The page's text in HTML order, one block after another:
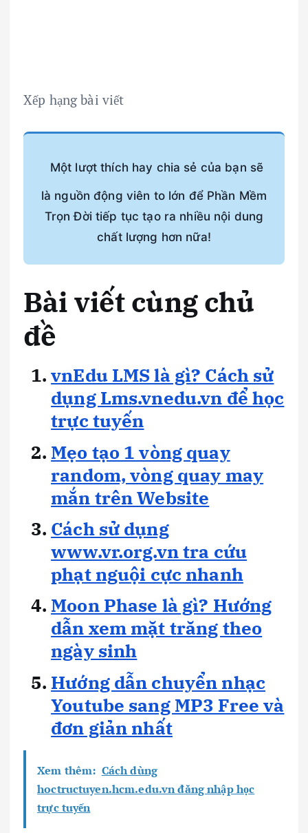
Xếp hạng bài viết
Một lượt thích hay chia sẻ của bạn sẽ
là nguồn động viên to lớn để Phần Mềm
Trọn Đời tiếp tục tạo ra nhiều nội dung
chất lượng hơn nữa!
Bài viết cùng chủ
đề
vnEdu LMS là gì? Cách sử
dụng Lms.vnedu.vn để học
trực tuyến
Mẹo tạo 1 vòng quay
random, vòng quay may
mắn trên Website
Cách sử dụng
www.vr.org.vn tra cứu
phạt nguội cực nhanh
Moon Phase là gì? Hướng
dẫn xem mặt trăng theo
ngày sinh
Hướng dẫn chuyển nhạc
Youtube sang MP3 Free và
đơn giản nhất
Xem thêm: Cách dùng
hoctructuyen.hcm.edu.vn đăng nhập học
trực tuyến